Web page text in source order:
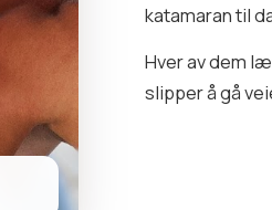
katamaran til
Hver av dem
slipper å gå